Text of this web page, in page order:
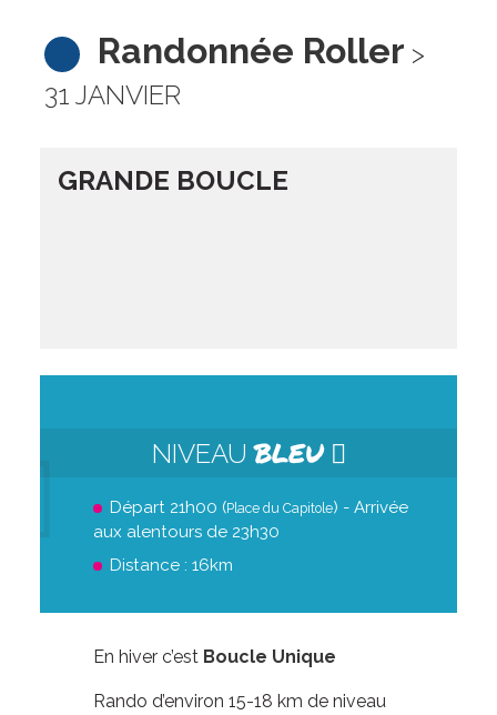
Randonnée Roller >
31 JANVIER
GRANDE BOUCLE
NIVEAUBLEU
Départ 21h00 (Place du Capitole) - Arrivée
aux alentours de 23h30
Distance : 16km
En hiver c’est Boucle Unique
Rando d’environ 15-18 km de niveau